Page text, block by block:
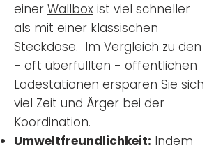
einer Wallbox ist viel schneller
als mit einer klassischen
Steckdose. Im Vergleich zu den
- oft überfüllten - öffentlichen
Ladestationen ersparen Sie sich
viel Zeit und Ärger bei der
Koordination.
Umweltfreundlichkeit: Indem